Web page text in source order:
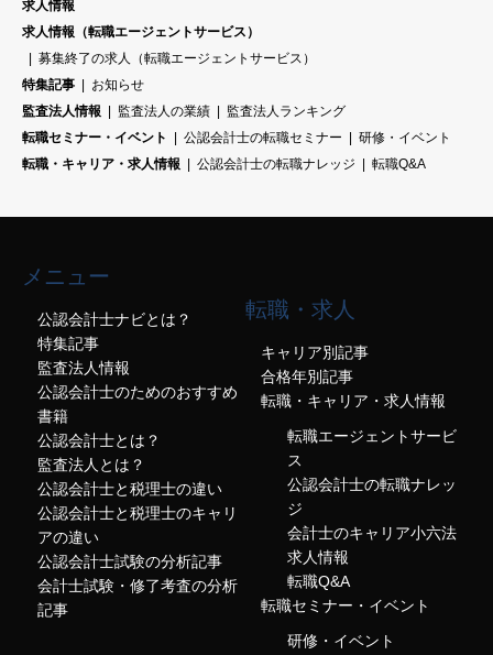
求人情報
求人情報（転職エージェントサービス）
募集終了の求人（転職エージェントサービス）
特集記事
お知らせ
監査法人情報
監査法人の業績
監査法人ランキング
転職セミナー・イベント
公認会計士の転職セミナー
研修・イベント
転職・キャリア・求人情報
公認会計士の転職ナレッジ 転職Q&A
メニュー
公認会計士ナビとは？
特集記事
監査法人情報
公認会計士のためのおすすめ
書籍
公認会計士とは？
監査法人とは？
公認会計士と税理士の違い
公認会計士と税理士のキャリ
アの違い
公認会計士試験の分析記事
会計士試験・修了考査の分析
記事
転職・求人
キャリア別記事
合格年別記事
転職・キャリア・求人情報
転職エージェントサービ
ス
公認会計士の転職ナレッ
ジ
会計士のキャリア小六法
求人情報
転職Q&A
転職セミナー・イベント
研修・イベント